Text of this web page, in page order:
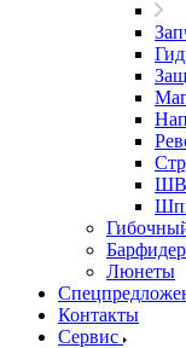
Люнеты
Контакты
Сервис